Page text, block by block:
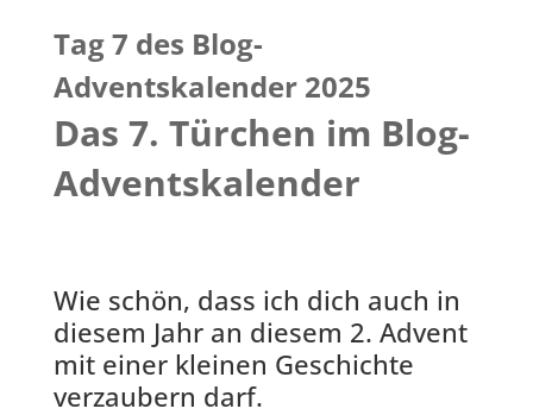
Tag 7 des Blog-
Adventskalender 2025
Das 7. Türchen im Blog-
Adventskalender
Wie schön, dass ich dich auch in
diesem Jahr an diesem 2. Advent
mit einer kleinen Geschichte
verzaubern darf.